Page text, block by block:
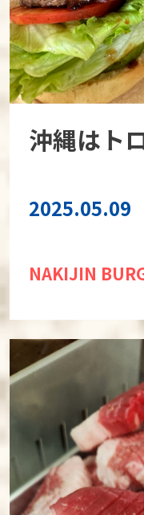
沖縄はト
2025.05.09
NAKIJIN